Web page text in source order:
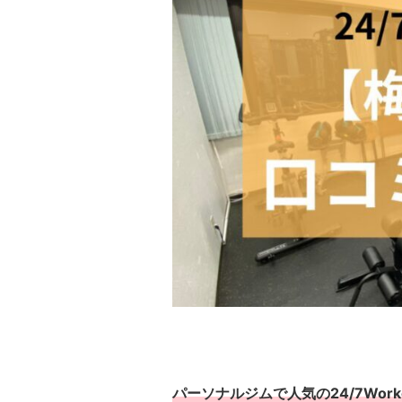
パーソナルジムで人気の24/